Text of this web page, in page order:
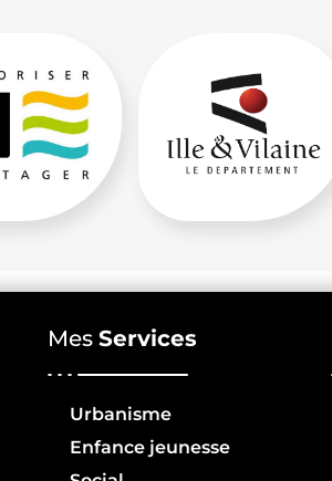
MesServices
Urbanisme
Enfance jeunesse